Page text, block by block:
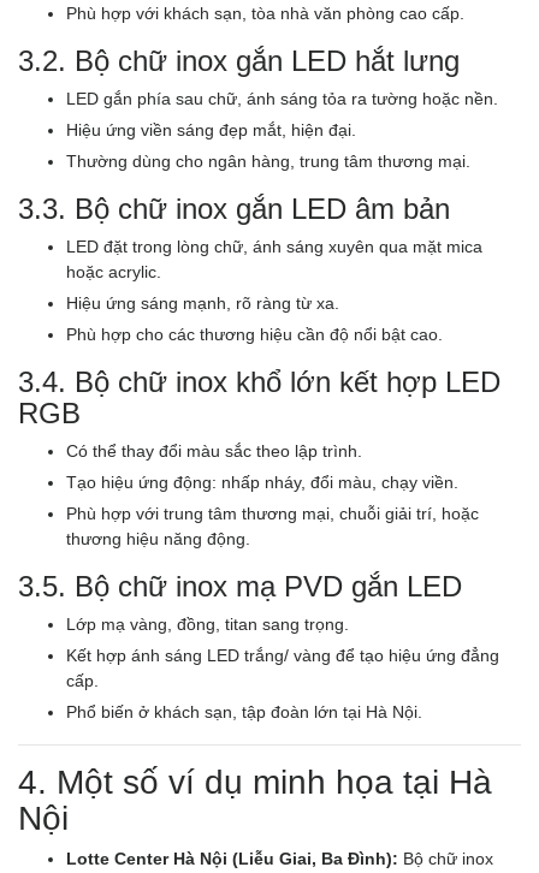
Phù hợp với khách sạn, tòa nhà văn phòng cao cấp.
3.2. Bộ chữ inox gắn LED hắt lưng
LED gắn phía sau chữ, ánh sáng tỏa ra tường hoặc nền.
Hiệu ứng viền sáng đẹp mắt, hiện đại.
Thường dùng cho ngân hàng, trung tâm thương mại.
3.3. Bộ chữ inox gắn LED âm bản
LED đặt trong lòng chữ, ánh sáng xuyên qua mặt mica
hoặc acrylic.
Hiệu ứng sáng mạnh, rõ ràng từ xa.
Phù hợp cho các thương hiệu cần độ nổi bật cao.
3.4. Bộ chữ inox khổ lớn kết hợp LED
RGB
Có thể thay đổi màu sắc theo lập trình.
Tạo hiệu ứng động: nhấp nháy, đổi màu, chạy viền.
Phù hợp với trung tâm thương mại, chuỗi giải trí, hoặc
thương hiệu năng động.
3.5. Bộ chữ inox mạ PVD gắn LED
Lớp mạ vàng, đồng, titan sang trọng.
Kết hợp ánh sáng LED trắng/ vàng để tạo hiệu ứng đẳng
cấp.
Phổ biến ở khách sạn, tập đoàn lớn tại Hà Nội.
4. Một số ví dụ minh họa tại Hà
Nội
Lotte Center Hà Nội (Liễu Giai, Ba Đình): Bộ chữ inox